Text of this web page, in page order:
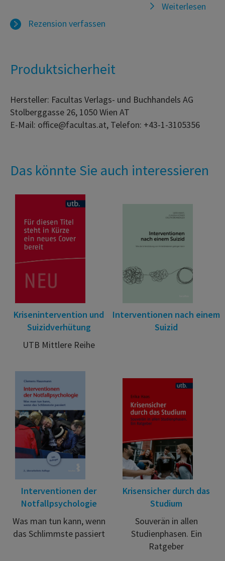
Weiterlesen
Rezension verfassen
Produktsicherheit
Hersteller: Facultas Verlags- und Buchhandels AG
Stolberggasse 26, 1050 Wien AT
E-Mail: office@facultas.at, Telefon: +43-1-3105356
Das könnte Sie auch interessieren
Krisenintervention und
Suizidverhütung
UTB Mittlere Reihe
Interventionen nach einem
Suizid
Interventionen der
Notfallpsychologie
Was man tun kann, wenn
das Schlimmste passiert
Krisensicher durch das
Studium
Souverän in allen
Studienphasen. Ein
Ratgeber